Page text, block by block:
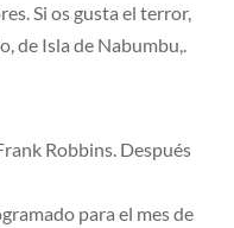
Si os gusta el terror,
de Isla de Nabumbu,.
Robbins. Después
para el mes de